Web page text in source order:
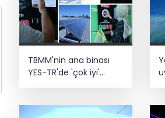
Bozcaada
seferberliği... 180
altına alındı
Türk F-16'ları
Estonya'da... MSB
sistemleriyle
ediyor...
TBMM'nin ana binası
YES-TR'de 'çok iyi'